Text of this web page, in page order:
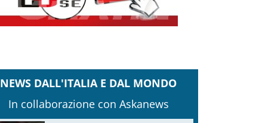
NEWS DALL'ITALIA E DAL MONDO
In collaborazione con Askanews